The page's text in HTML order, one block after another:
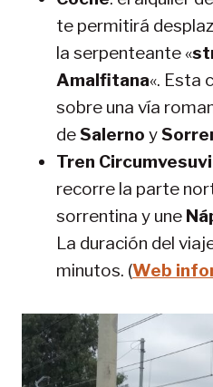
te permitirá
la serpenteante «
Amalfitana«. Esta
sobre una vía
deSalerno y
Tren
recorre la parte
sorrentina y une
La duración del
minutos. (Web